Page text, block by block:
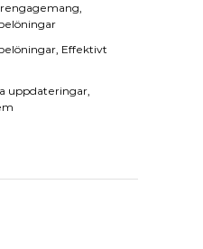
Effektivt
uppdateringar,